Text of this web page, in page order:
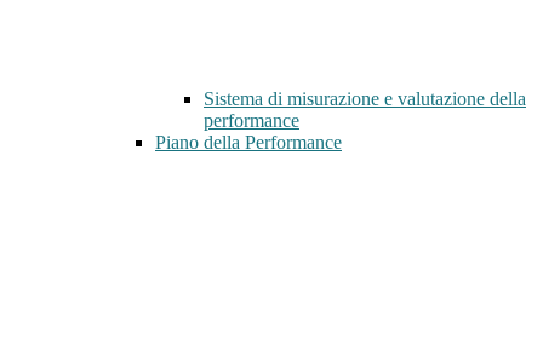
Sistema di misurazione e valutazione della
performance
Piano della Performance